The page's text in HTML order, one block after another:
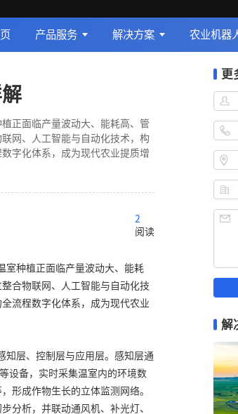
产品服务 解决方案 农业机器
正面临产量波动大、能耗高、管
网、人工智能与自动化技术，构
字化体系，成为现代农业提质增
2
阅读
室种植正面临产量波动大、能耗
合物联网、人工智能与自动化技
流程数字化体系，成为现代农业
知层、控制层与应用层。感知层通
设备，实时采集温室内的环境数
形成作物生长的立体监测网络。
分析，并联动通风机、补光灯、
更
解